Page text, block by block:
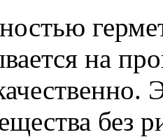
на
без